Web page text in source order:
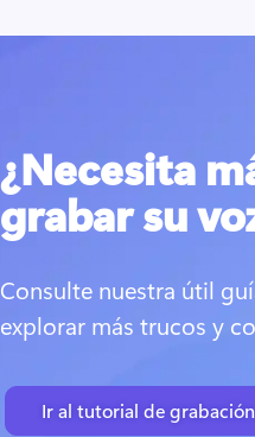
¿Necesita
grabar su
Consulte nuestra útil
explorar más trucos y
Ir al tutorial de